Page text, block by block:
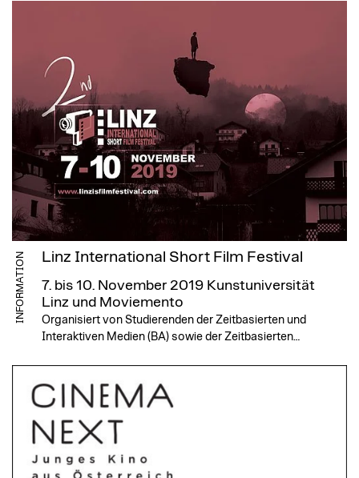
INFORMATION Linz International Short Film Festival
7. bis 10. November 2019 Kunstuniversität
Linz und Moviemento
Organisiert von Studierenden der Zeitbasierten und
Interaktiven Medien (BA) sowie der Zeitbasierten…